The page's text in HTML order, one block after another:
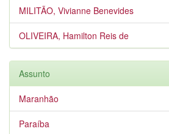
MILITÃO, Vivianne Benevides
OLIVEIRA, Hamilton Reis de
Assunto
Maranhão
Paraíba